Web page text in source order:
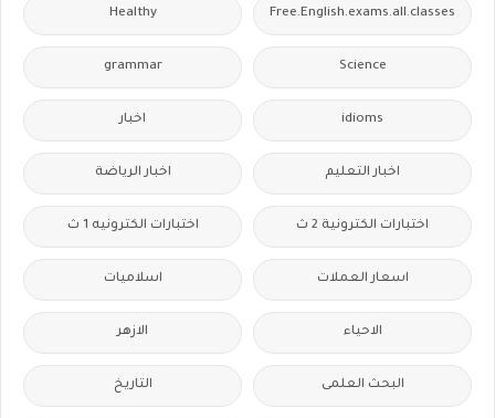
Free.English.exams.all.classes
Healthy
Science
grammar
idioms اخبار
اخبار التعليم اخبار الرياضة
اختبارات الكترونية 2 ث اختبارات الكترونيه 1 ث
اسعار العملات اسلاميات
الاحياء الازهر
البحث العلمى التاريخ